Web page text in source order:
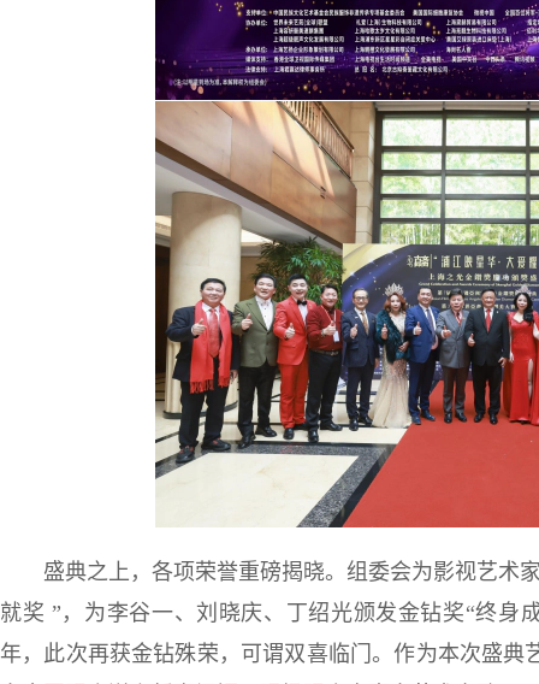
盛典之上，各项荣誉重磅揭晓。组委会为影视艺术
就奖 ”，为李谷一、刘晓庆、丁绍光颁发金钻奖“终身
年，此次再获金钻殊荣，可谓双喜临门。作为本次盛